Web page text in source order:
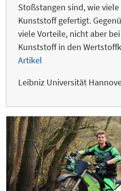
Stoßstangen sind, wie
Kunststoff gefertigt.
viele Vorteile, nicht aber
Kunststoff in den
Artikel
Leibniz Universität